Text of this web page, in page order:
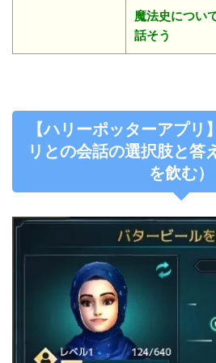
魔法史につい
話そう
【ハリーポッターアプリ
リとの会話の選択肢と答
を飲む）